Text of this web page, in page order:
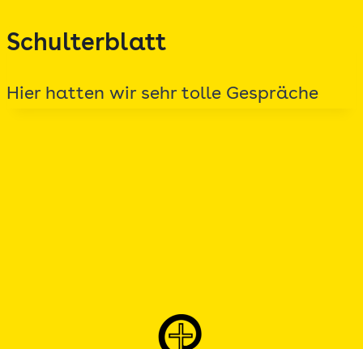
Inhalt
Schulterblatt
Hier hatten wir sehr tolle Gespräche